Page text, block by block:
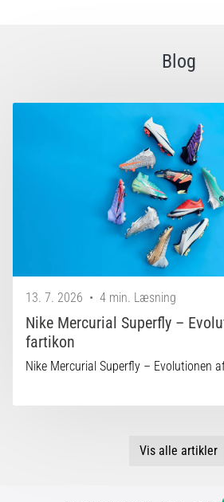
Blog
13. 7. 2026 • 4 min. Læsning
Nike Mercurial Superfly –
fartikon
Nike Mercurial Superfly – Evolutionen
Vis alle artikler